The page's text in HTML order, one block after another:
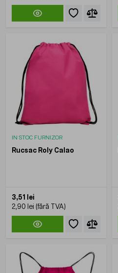
IN STOC FURNIZOR
Rucsac Roly Calao
3,51 lei
2,90 lei